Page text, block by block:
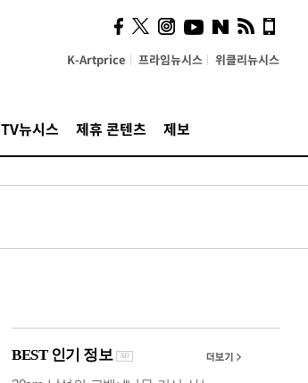
K-Artprice 프라임뉴시스 위클리뉴시스
TV뉴시스 제휴 콘텐츠 제보
사이 해답 찾았죠"…알을
깨고 나온 '초자아'